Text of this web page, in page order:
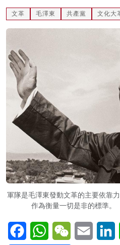
文革 毛澤東 共產黨 文化大
軍隊是毛澤東發動文革的主要依靠
作為衡量一切是非的標準。
FacebookWhatsAppWeChatEmail